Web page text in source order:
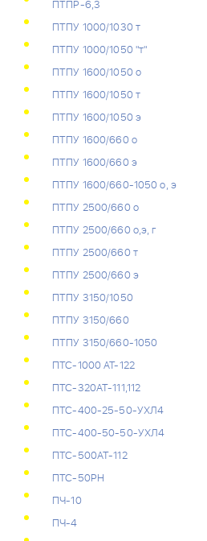
ПТПР-6,3
ПТПУ 1000/1030 т
ПТПУ 1000/1050 "т"
ПТПУ 1600/1050 о
ПТПУ 1600/1050 т
ПТПУ 1600/1050 э
ПТПУ 1600/660 о
ПТПУ 1600/660 э
ПТПУ 1600/660-1050 о, э
ПТПУ 2500/660 о
ПТПУ 2500/660 о,э, г
ПТПУ 2500/660 т
ПТПУ 2500/660 э
ПТПУ 3150/1050
ПТПУ 3150/660
ПТПУ 3150/660-1050
ПТС-1000 AT-122
ПТС-320АТ-111,112
ПТС-400-25-50-УХЛ4
ПТС-400-50-50-УХЛ4
ПТС-500АТ-112
ПТС-50РН
ПЧ-10
ПЧ-4